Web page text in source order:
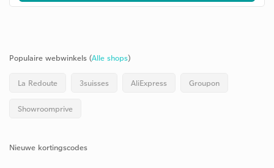
Populaire webwinkels (Alle shops)
La Redoute 3suisses AliExpress Groupon
Showroomprive
Nieuwe kortingscodes